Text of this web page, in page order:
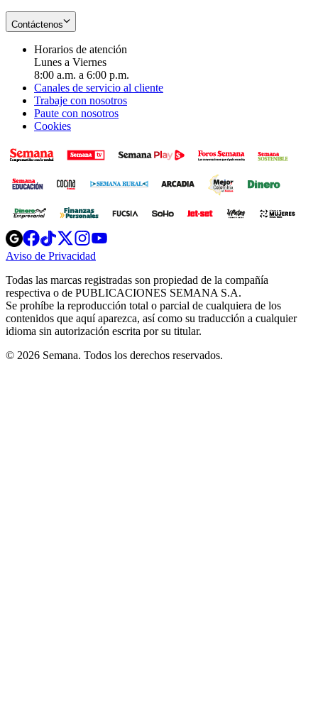
Contáctenos
Horarios de atención
Lunes a Viernes
8:00 a.m. a 6:00 p.m.
Canales de servicio al cliente
Trabaje con nosotros
Paute con nosotros
Cookies
Opens
in
new
Opens
in
new
Opens
in
new
window
Opens
new
windowwindow
Aviso de Privacidad
new
window
Todas las marcas registradas son propiedad de la compañía
respectiva o de PUBLICACIONES SEMANA S.A.
Se prohíbe la reproducción total o parcial de cualquiera de los
contenidos que aquí aparezca, así como su traducción a cualquier
idioma sin autorización escrita por su titular.
© 2026 Semana. Todos los derechos reservados.